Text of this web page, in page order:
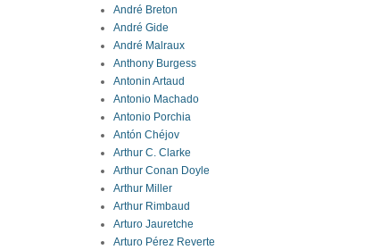
André Breton
André Gide
André Malraux
Anthony Burgess
Antonin Artaud
Antonio Machado
Antonio Porchia
Antón Chéjov
Arthur C. Clarke
Arthur Conan Doyle
Arthur Miller
Arthur Rimbaud
Arturo Jauretche
Arturo Pérez Reverte